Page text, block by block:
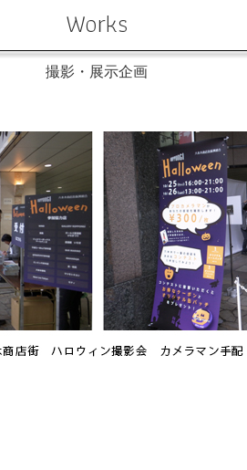
Works
撮影・展示企画